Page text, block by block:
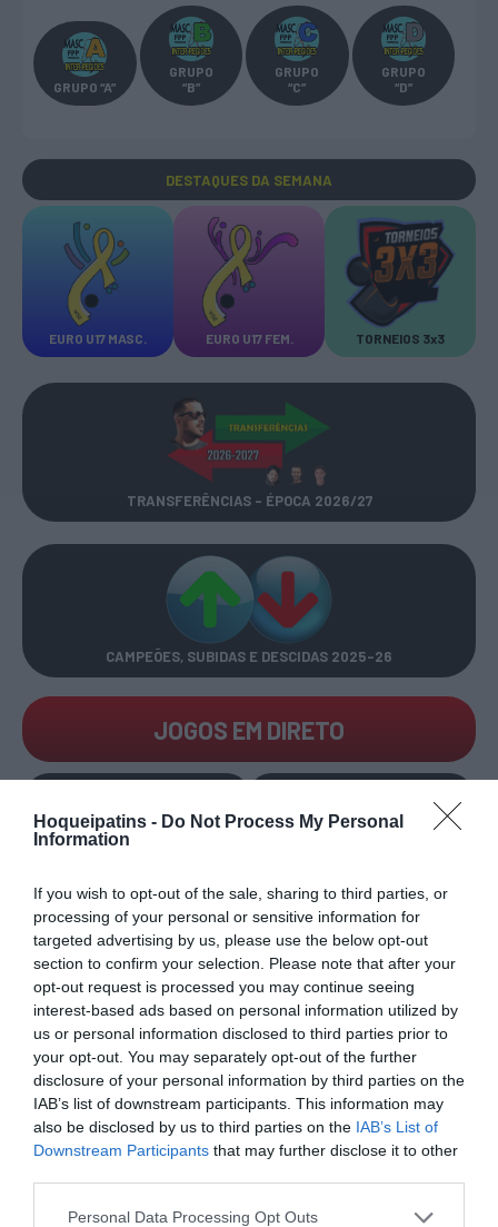
Hoqueipatins - Do Not Process My Personal
Information
If you wish to opt-out of the sale, sharing to third parties, or
processing of your personal or sensitive information for
targeted advertising by us, please use the below opt-out
section to confirm your selection. Please note that after your
opt-out request is processed you may continue seeing
interest-based ads based on personal information utilized by
us or personal information disclosed to third parties prior to
your opt-out. You may separately opt-out of the further
disclosure of your personal information by third parties on the
IAB’s list of downstream participants. This information may
also be disclosed by us to third parties on the IAB’s List of
Downstream Participants that may further disclose it to other
Personal Data Processing Opt Outs
GRUPO “A”
GRUPO
“B”
GRUPO
“C”
GRUPO
“D”
DESTAQUES DA SEMANA
EURO U17 MASC. EURO U17 FEM. TORNEIOS 3x3
TRANSFERÊNCIAS - ÉPOCA 2026/27
CAMPEÕES, SUBIDAS E DESCIDAS 2025-26
JOGOS EM DIRETO
RESULTADOS
JOGOS
COMPETIÇÕES NACIONAIS
CAMP.
2ª
3ª
CAMP.
TAÇAS